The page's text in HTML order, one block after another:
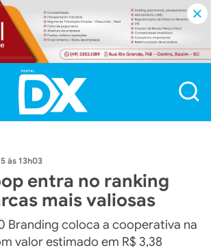
às 13h03
entra no ranking
mais valiosas
Branding coloca a cooperativa na
valor estimado em R$ 3,38